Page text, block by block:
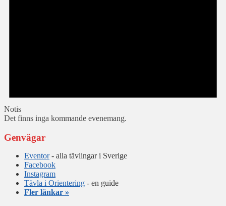
Notis
Det finns inga kommande evenemang.
Genvägar
Eventor- alla tävlingar i Sverige
Facebook
Instagram
Tävla i Orientering - en guide
Fler länkar »